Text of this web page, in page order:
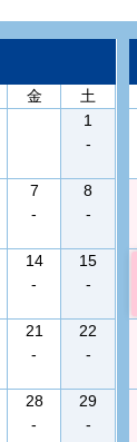
金
土
1
-
7
-
8
-
14
-
15
-
21
-
22
-
28
-
29
-